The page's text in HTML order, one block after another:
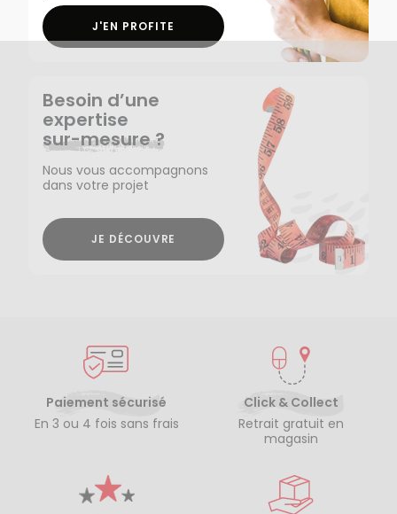
J'EN PROFITE
Besoin d’une
expertise
sur-mesure ?
Nous vous accompagnons
dans votre projet
JE DÉCOUVRE
Paiement sécurisé
En 3 ou 4 fois sans frais
Click & Collect
Retrait gratuit en
magasin